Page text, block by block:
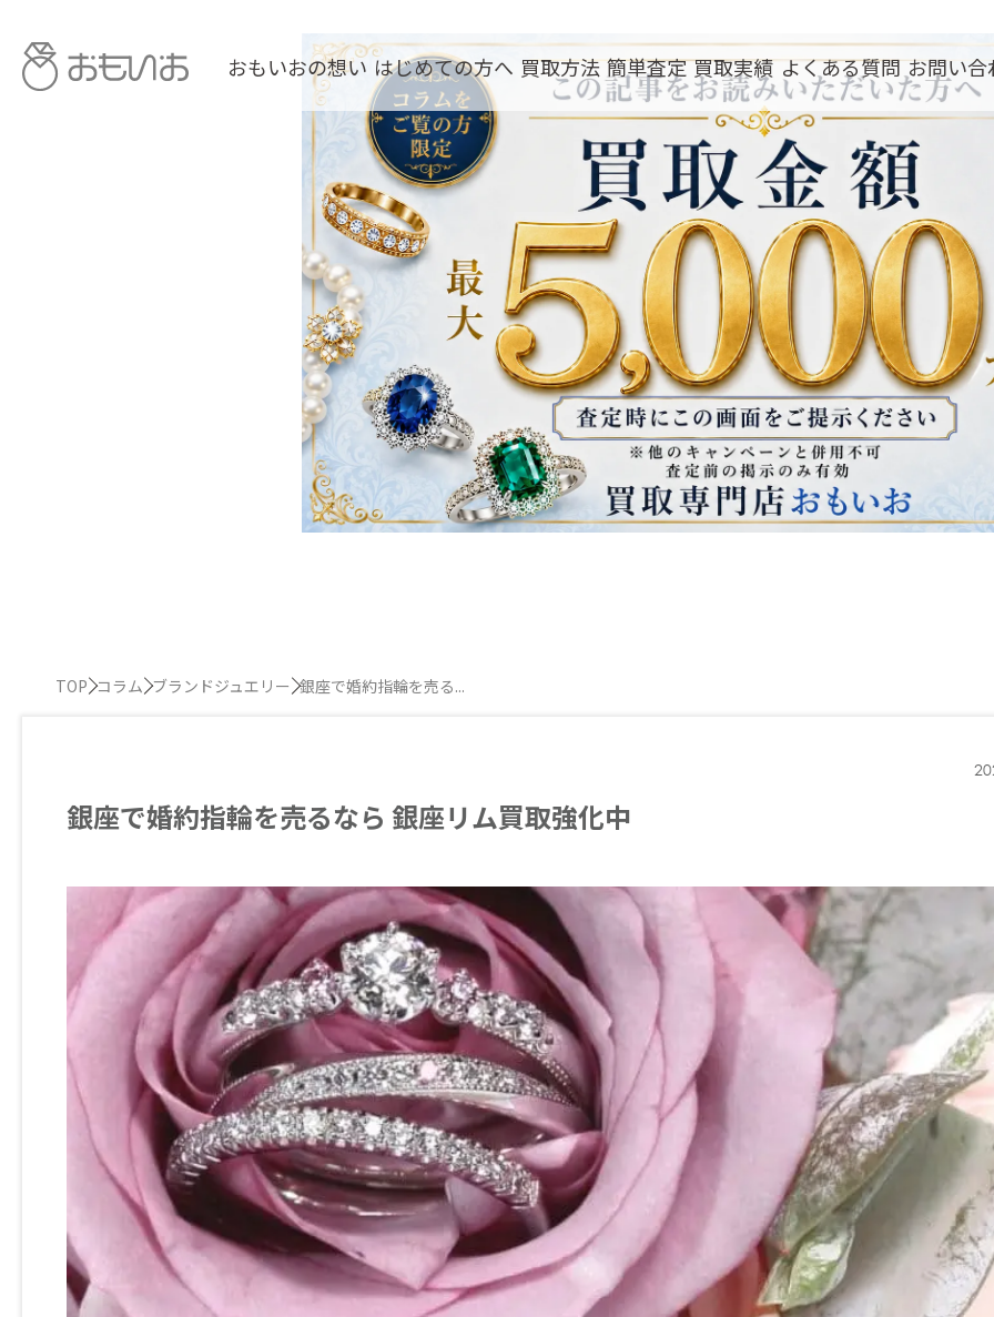
おもいおの想い はじめての方へ 買取方法 簡単査定 買取実績 よくある質問 お問い合
TOP コラム ブランドジュエリー 銀座で婚約指輪を売る...
銀座で婚約指輪を売るなら 銀座リム買取強化中